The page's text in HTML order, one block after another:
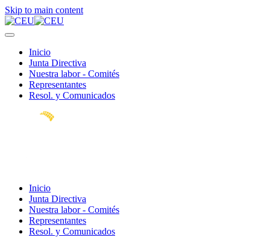
Skip to main content
Inicio
Junta Directiva
Nuestra labor - Comités
Representantes
Resol. y Comunicados
Inicio
Junta Directiva
Nuestra labor - Comités
Representantes
Resol. y Comunicados